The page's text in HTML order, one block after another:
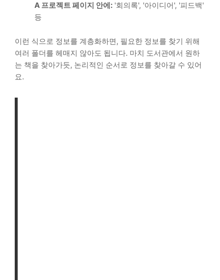
A 프로젝트 페이지 안에: '회의록', '아이디어', '피드백'
등
이런 식으로 정보를 계층화하면, 필요한 정보를 찾기 위해
여러 폴더를 헤매지 않아도 됩니다. 마치 도서관에서 원하
는 책을 찾아가듯, 논리적인 순서로 정보를 찾아갈 수 있어
요.